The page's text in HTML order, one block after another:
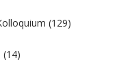
(129)
(14)